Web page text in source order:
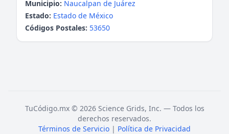
Municipio: Naucalpan de Juárez
Estado: Estado de México
Códigos Postales: 53650
TuCódigo.mx © 2026 Science Grids, Inc. — Todos los
derechos reservados.
Términos de Servicio | Política de Privacidad